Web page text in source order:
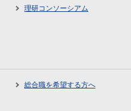
理研コンソーシアム
総合職を希望する方へ